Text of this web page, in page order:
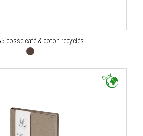
cosse café & coton recyclés